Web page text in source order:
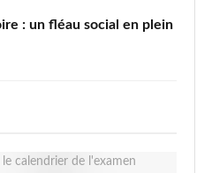
: un fléau social en plein